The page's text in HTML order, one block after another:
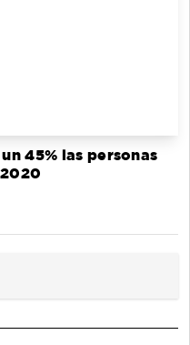
45% las personas